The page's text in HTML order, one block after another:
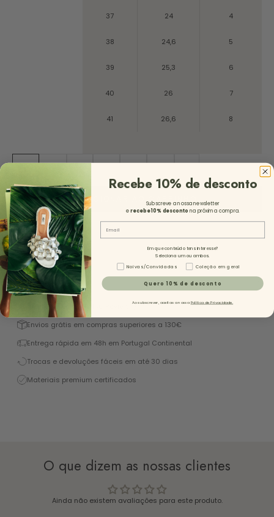
37 24 4
38 24,6 5
39 25,3 6
40 26 7
41 26,6 8
35 36 37 38 39 40 41
ADICIONAR AO CARRINHO
Descrição
Excelente 4,9/5 (+1450 Reviews)
Envios grátis em compras superiores a 130€
Entrega rápida em 48h em Portugal Continental
Trocas e devoluções fáceis em até 30 dias
Materiais premium certificados
O que dizem as nossas clientes
Ainda não existem avaliações para este produto.
Recebe 10% de desconto
Subscreve a nossa newsletter
erecebe 10% desconto na próxima compra.
Em que conteúdo tens interesse?
Seleciona um ou ambos.
Tipo de Conteúdo - NL
Noivas/Convidadas Coleção em geral
Quero 10% de desconto
Ao subscrever, aceitas a nossa Política de Privacidade.